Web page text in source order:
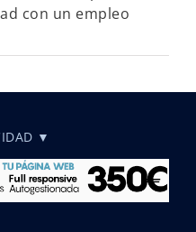
con un empleo
▼